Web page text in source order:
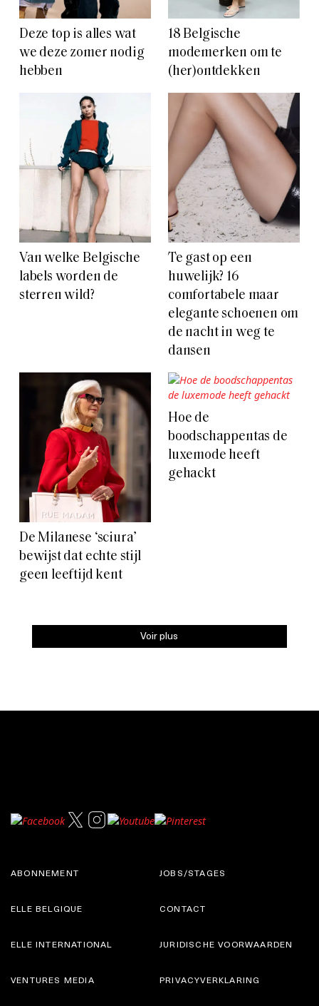
Deze top is alles wat
we deze zomer nodig
hebben
18 Belgische
modemerken om te
(her)ontdekken
Van welke Belgische
labels worden de
sterren wild?
Te gast op een
huwelijk? 16
comfortabele maar
elegante schoenen om
de nacht in weg te
dansen
De Milanese ‘sciura’
bewijst dat echte stijl
geen leeftijd kent
Hoe de
boodschappentas de
luxemode heeft
gehackt
Voir plus
ABONNEMENT
ELLE BELGIQUE
JOBS/STAGES
CONTACT
ELLE INTERNATIONAL
VENTURES MEDIA
JURIDISCHE VOORWAARDEN
PRIVACYVERKLARING